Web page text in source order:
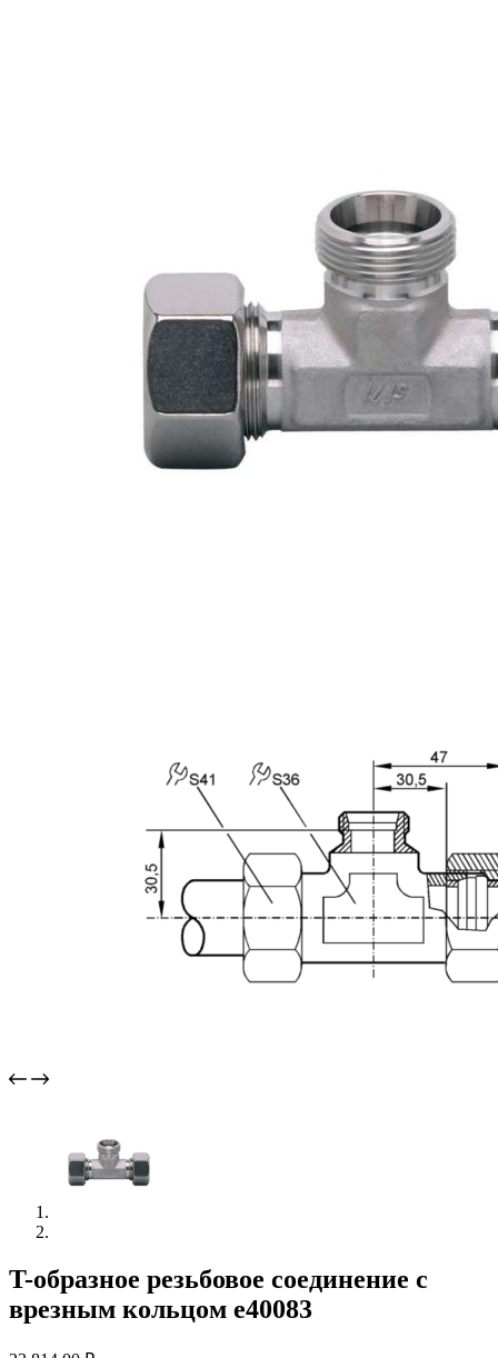
T-образное резьбовое соединение с
врезным кольцом e40083